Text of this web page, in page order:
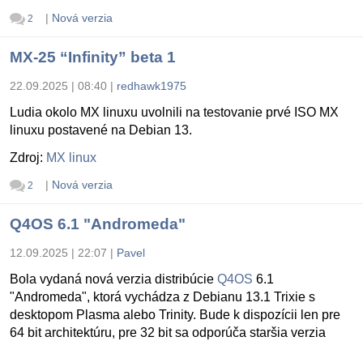
2 | Nová verzia
MX-25 “Infinity” beta 1
22.09.2025 | 08:40 | redhawk1975
Ludia okolo MX linuxu uvolnili na testovanie prvé ISO MX
linuxu postavené na Debian 13.
Zdroj: MX linux
2 | Nová verzia
Q4OS 6.1 "Andromeda"
12.09.2025 | 22:07 | Pavel
Bola vydaná nová verzia distribúcie Q4OS 6.1
"Andromeda", ktorá vychádza z Debianu 13.1 Trixie s
desktopom Plasma alebo Trinity. Bude k dispozícii len pre
64 bit architektúru, pre 32 bit sa odporúča staršia verzia